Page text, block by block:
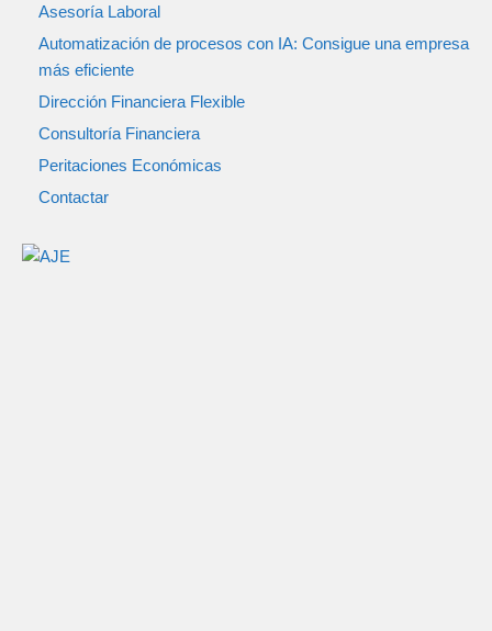
Asesoría Laboral
Automatización de procesos con IA: Consigue una empresa
más eficiente
Dirección Financiera Flexible
Consultoría Financiera
Peritaciones Económicas
Contactar